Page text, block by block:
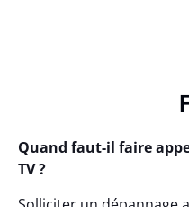
Quand faut-il faire
TV ?